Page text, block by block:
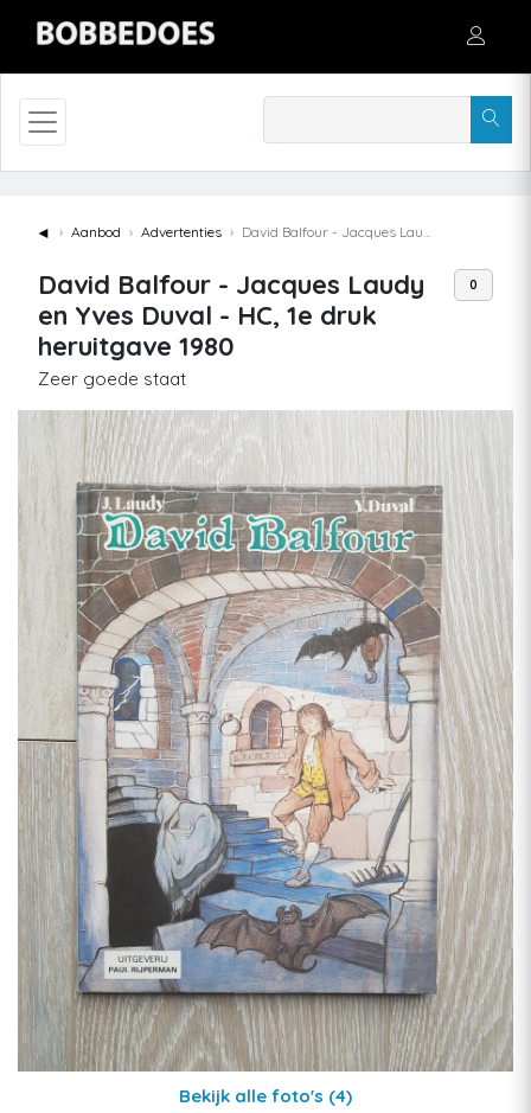
◄ Aanbod Advertenties David Balfour - Jacques Laudy en Yves Duval - HC, 1e druk heruitgave 1980
David Balfour - Jacques Laudy
en Yves Duval - HC, 1e druk
heruitgave 1980
Zeer goede staat
0
Bekijk alle foto's (4)